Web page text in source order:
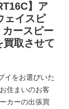
】ア
ェイスピ
ースピー
買取させて
イをお選びいた
住まいのお客
カーの出張買